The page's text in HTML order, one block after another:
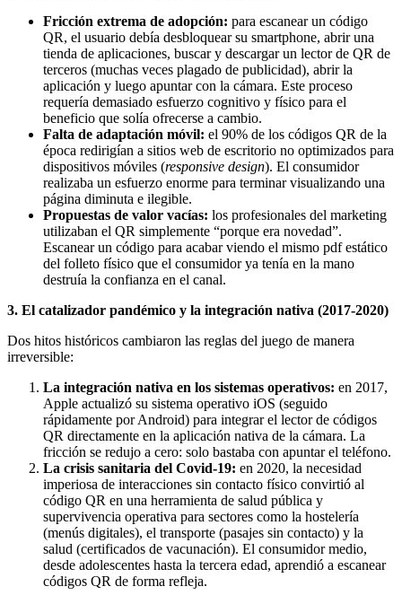
Fricción extrema de adopción: para escanear un código
QR, el usuario debía desbloquear su smartphone, abrir una
tienda de aplicaciones, buscar y descargar un lector de QR de
terceros (muchas veces plagado de publicidad), abrir la
aplicación y luego apuntar con la cámara. Este proceso
requería demasiado esfuerzo cognitivo y físico para el
beneficio que solía ofrecerse a cambio.
Falta de adaptación móvil: el 90% de los códigos QR de la
época redirigían a sitios web de escritorio no optimizados para
dispositivos móviles (responsive design). El consumidor
realizaba un esfuerzo enorme para terminar visualizando una
página diminuta e ilegible.
Propuestas de valor vacías: los profesionales del marketing
utilizaban el QR simplemente “porque era novedad”.
Escanear un código para acabar viendo el mismo pdf estático
del folleto físico que el consumidor ya tenía en la mano
destruía la confianza en el canal.
3. El catalizador pandémico y la integración nativa (2017-2020)
Dos hitos históricos cambiaron las reglas del juego de manera
irreversible:
La integración nativa en los sistemas operativos: en 2017,
Apple actualizó su sistema operativo iOS (seguido
rápidamente por Android) para integrar el lector de códigos
QR directamente en la aplicación nativa de la cámara. La
fricción se redujo a cero: solo bastaba con apuntar el teléfono.
La crisis sanitaria del Covid-19: en 2020, la necesidad
imperiosa de interacciones sin contacto físico convirtió al
código QR en una herramienta de salud pública y
supervivencia operativa para sectores como la hostelería
(menús digitales), el transporte (pasajes sin contacto) y la
salud (certificados de vacunación). El consumidor medio,
desde adolescentes hasta la tercera edad, aprendió a escanear
códigos QR de forma refleja.